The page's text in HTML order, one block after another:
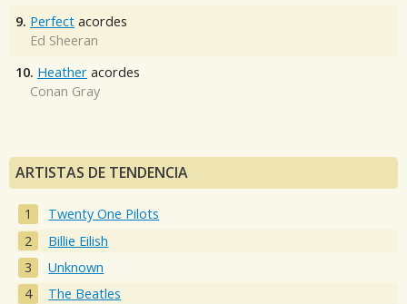
9. Perfect acordes
Ed Sheeran
10. Heather acordes
Conan Gray
ARTISTAS DE TENDENCIA
Twenty One Pilots
Billie Eilish
Unknown
The Beatles